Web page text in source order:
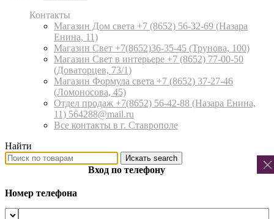
Контакты
Магазин Дом света +7 (8652) 56-32-69 (Назара
Енина, 11)
Магазин Свет +7(8652)36-35-45 (Трунова, 100)
Магазин Свет в интерьере +7 (8652) 77-00-50
(Доваторцев, 73/1)
Магазин Формула света +7 (8652) 37-27-46
(Ломоносова, 45)
Отдел продаж +7(8652) 56-42-88 (Назара Енина,
11) 564288@mail.ru
Все контакты в г. Ставрополе
Найти
Искать search
Вход по телефону
Номер телефона